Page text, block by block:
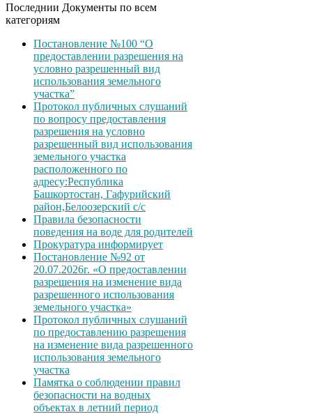
Последнии Документы по всем
категориям
Постановление №100 “О
предоставлении разрешения на
условно разрешенный вид
использования земельного
участка”
Протокол публичных слушаний
по вопросу предоставления
разрешения на условно
разрешенный вид использования
земельного участка
расположенного по
адресу:Республика
Башкортостан, Гафурийский
район,Белоозерский с/с
Правила безопасности
поведения на воде для родителей
Прокуратура информирует
Постановление №92 от
20.07.2026г. «О предоставлении
разрешения на изменение вида
разрешенного использования
земельного участка»
Протокол публичных слушаний
по предоставлению разрешения
на изменение вида разрешенного
использования земельного
участка
Памятка о соблюдении правил
безопасности на водных
объектах в летний период